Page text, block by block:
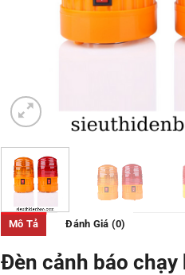
Mô Tả Đánh Giá (0)
Đèn cảnh báo